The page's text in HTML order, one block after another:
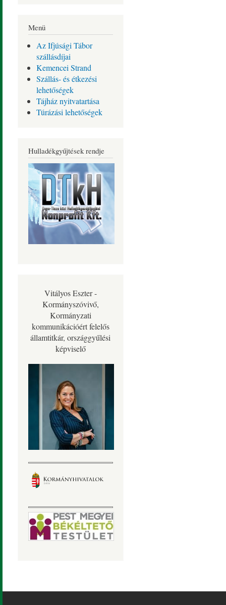
Menü
Az Ifjúsági Tábor
szállásdíjai
Kemencei Strand
Szállás- és étkezési
lehetőségek
Tájház nyitvatartása
Túrázási lehetőségek
Hulladékgyűjtések rendje
Vitályos Eszter -
Kormányszóvivő,
Kormányzati
kommunikációért felelős
államtitkár, országgyűlési
képviselő